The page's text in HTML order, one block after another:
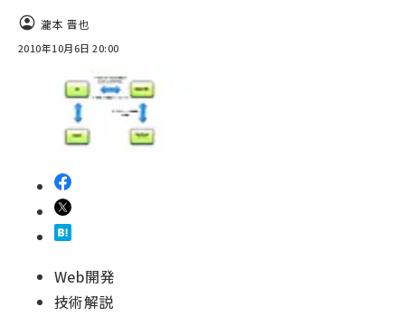
瀧本 晋也
2010年10月6日 20:00
Web開発
技術解説